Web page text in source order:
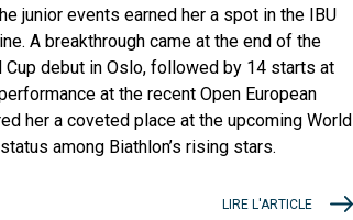
junior events earned her a spot in the IBU
A breakthrough came at the end of the
debut in Oslo, followed by 14 starts at
at the recent Open European
her a coveted place at the upcoming World
among Biathlon’s rising stars.
LIRE L'ARTICLE